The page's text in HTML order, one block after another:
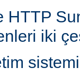
HTTP
iki